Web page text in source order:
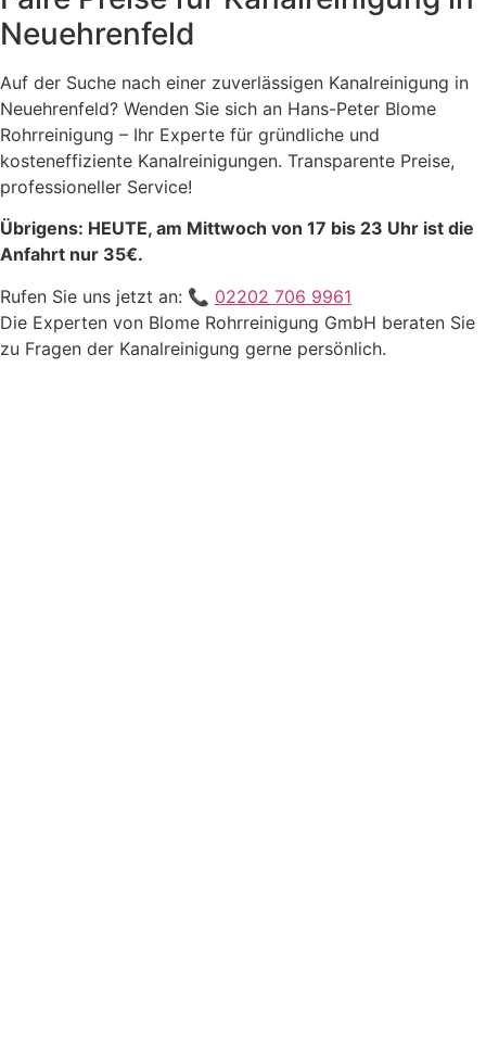
Neuehrenfeld
Auf der Suche nach einer zuverlässigen Kanalreinigung in
Neuehrenfeld? Wenden Sie sich an Hans-Peter Blome
Rohrreinigung – Ihr Experte für gründliche und
kosteneffiziente Kanalreinigungen. Transparente Preise,
professioneller Service!
Übrigens: HEUTE, am Mittwoch von 17 bis 23 Uhr ist die
Anfahrt nur 35€.
Rufen Sie uns jetzt an: 📞 02202 706 9961
Die Experten von Blome Rohrreinigung GmbH beraten Sie
zu Fragen der Kanalreinigung gerne persönlich.